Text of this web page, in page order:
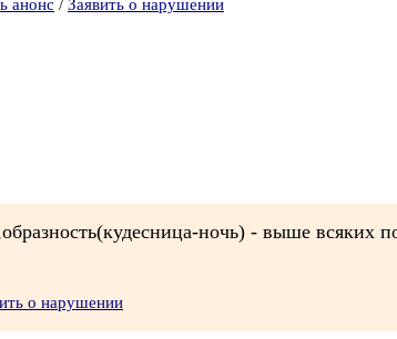
анонс / Заявить о нарушении
ночь) - выше всяких
о нарушении